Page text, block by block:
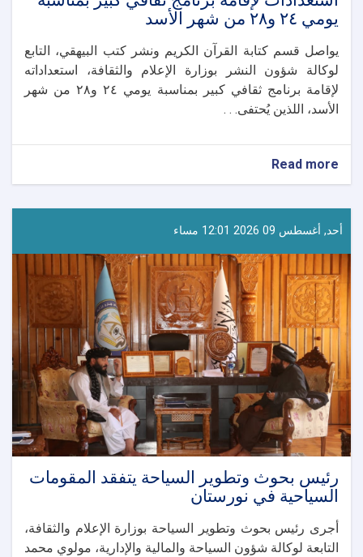
يومي ٢٤ و٢٨ من شهر الأسد
يواصل قسم كتابة القرآن الكريم ونشر كتب البيهقي، التابع
لوكالة شؤون النشر بوزارة الإعلام والثقافة، استعداداته
لإقامة برنامج ثقافي كبير بمناسبة يومي ٢٤ و٢٨ من شهر
الأسد، اللذين يُحتفى. . .
Read more
استعدادات
برنامج
ثقافي
بمناسبة
يومي
٢٤
و٢٨
من
شهر
الأسد
أحد, أغسطس 09 2026 12:01 مساء
رئيس بحوث وتطوير السياحة يتفقد المقومات
السياحية في نورستان
أجرى رئيس بحوث وتطوير السياحة بوزارة الإعلام والثقافة،
التابعة لوكالة شؤون السياحة والمالية والإدارية، مولوي محمد